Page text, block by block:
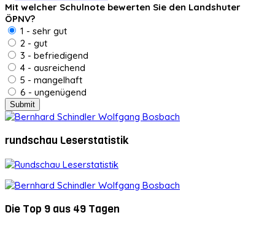
Mit welcher Schulnote bewerten Sie den Landshuter
ÖPNV?
1 - sehr gut
2 - gut
3 - befriedigend
4 - ausreichend
5 - mangelhaft
6 - ungenügend
rundschau Leserstatistik
Die Top 9 aus 49 Tagen